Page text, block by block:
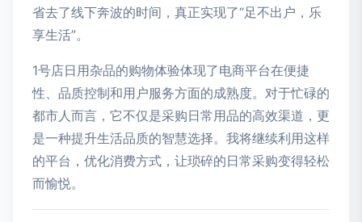
省去了线下奔波的时间，真正实现了“足不出户，乐
享生活”。
1号店日用杂品的购物体验体现了电商平台在便捷
性、品质控制和用户服务方面的成熟度。对于忙碌的
都市人而言，它不仅是采购日常用品的高效渠道，更
是一种提升生活品质的智慧选择。我将继续利用这样
的平台，优化消费方式，让琐碎的日常采购变得轻松
而愉悦。